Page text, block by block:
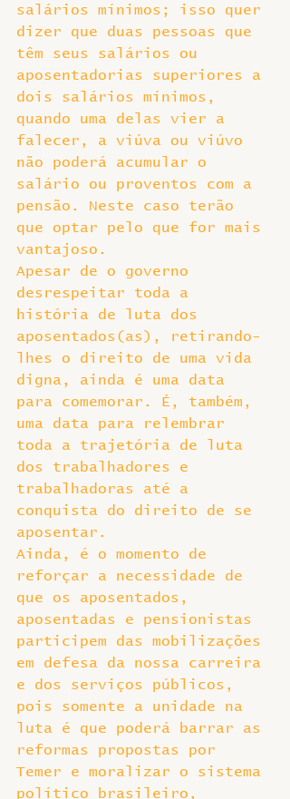
salários mínimos; isso quer
dizer que duas pessoas que
têm seus salários ou
aposentadorias superiores a
dois salários mínimos,
quando uma delas vier a
falecer, a viúva ou viúvo
não poderá acumular o
salário ou proventos com a
pensão. Neste caso terão
que optar pelo que for mais
vantajoso.
Apesar de o governo
desrespeitar toda a
história de luta dos
aposentados(as), retirando-
lhes o direito de uma vida
digna, ainda é uma data
para comemorar. É, também,
uma data para relembrar
toda a trajetória de luta
dos trabalhadores e
trabalhadoras até a
conquista do direito de se
aposentar.
Ainda, é o momento de
reforçar a necessidade de
que os aposentados,
aposentadas e pensionistas
participem das mobilizações
em defesa da nossa carreira
e dos serviços públicos,
pois somente a unidade na
luta é que poderá barrar as
reformas propostas por
Temer e moralizar o sistema
político brasileiro,